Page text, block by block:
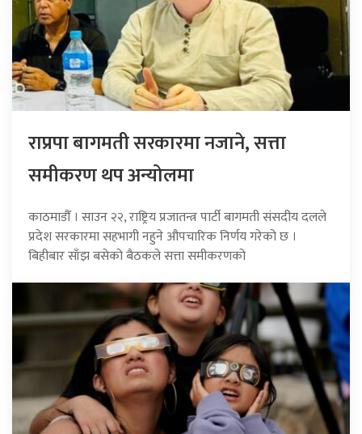
राप्रपा बागमती सरकारमा नजाने, सत्ता
समीकरण थप अन्योलमा
काठमाडौँ । साउन २२, राष्ट्रिय प्रजातन्त्र पार्टी बागमती संसदीय दलले
प्रदेश सरकारमा सहभागी नहुने औपचारिक निर्णय गरेको छ ।
बिहीबार साँझ बसेको बैठकले सत्ता समीकरणको